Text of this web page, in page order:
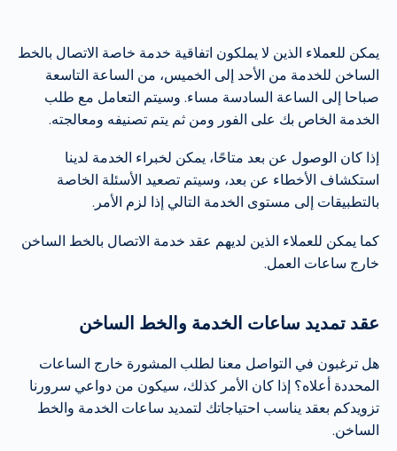
يمكن للعملاء الذين لا يملكون اتفاقية خدمة خاصة الاتصال بالخط
الساخن للخدمة من الأحد إلى الخميس، من الساعة التاسعة
صباحا إلى الساعة السادسة مساء. وسيتم التعامل مع طلب
الخدمة الخاص بك على الفور ومن ثم يتم تصنيفه ومعالجته.
إذا كان الوصول عن بعد متاحًا، يمكن لخبراء الخدمة لدينا
استكشاف الأخطاء عن بعد، وسيتم تصعيد الأسئلة الخاصة
بالتطبيقات إلى مستوى الخدمة التالي إذا لزم الأمر.
كما يمكن للعملاء الذين لديهم عقد خدمة الاتصال بالخط الساخن
خارج ساعات العمل.
عقد تمديد ساعات الخدمة والخط الساخن
هل ترغبون في التواصل معنا لطلب المشورة خارج الساعات
المحددة أعلاه؟ إذا كان الأمر كذلك، سيكون من دواعي سرورنا
تزويدكم بعقد يناسب احتياجاتك لتمديد ساعات الخدمة والخط
الساخن.